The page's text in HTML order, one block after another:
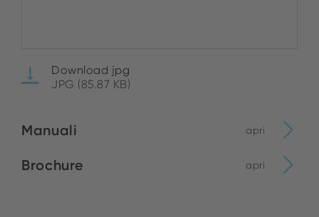
Download jpg
JPG (85.87 KB)
Manuali apri
Brochure apri